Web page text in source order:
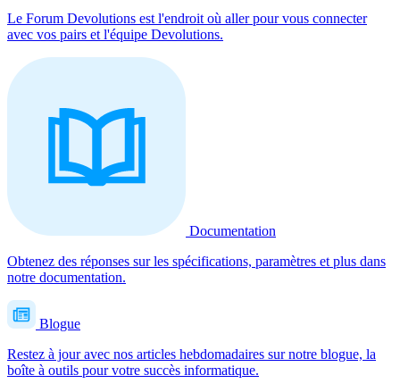
Le Forum Devolutions est l'endroit où aller pour vous connecter
avec vos pairs et l'équipe Devolutions.
Documentation
Obtenez des réponses sur les spécifications, paramètres et plus dans
notre documentation.
Blogue
Restez à jour avec nos articles hebdomadaires sur notre blogue, la
boîte à outils pour votre succès informatique.